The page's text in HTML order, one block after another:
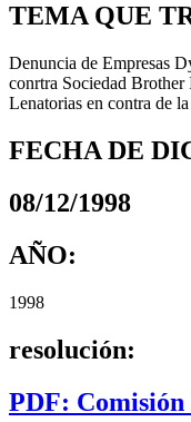
TEMA QUE
Denuncia de Empresas
conrtra Sociedad
Lenatorias en contra de
FECHA DE
08/12/1998
AÑO:
1998
resolución:
PDF: Comisión